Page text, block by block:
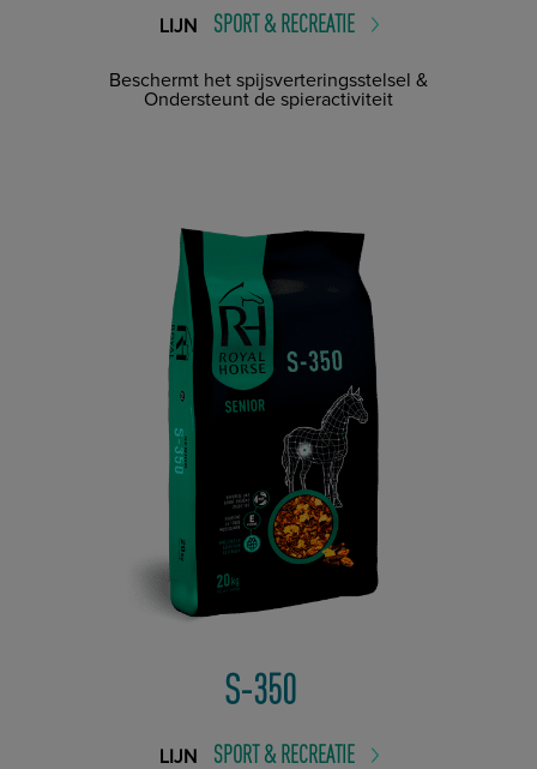
LIJN SPORT & RECREATIE
Beschermt het spijsverteringsstelsel &
Ondersteunt de spieractiviteit
S-350
LIJN SPORT & RECREATIE